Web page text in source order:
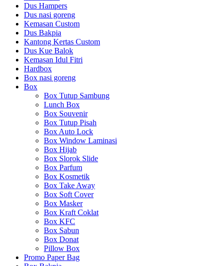
Dus Hampers
Dus nasi goreng
Kemasan Custom
Dus Bakpia
Kantong Kertas Custom
Dus Kue Balok
Kemasan Idul Fitri
Hardbox
Box nasi goreng
Box
Box Tutup Sambung
Lunch Box
Box Souvenir
Box Tutup Pisah
Box Auto Lock
Box Window Laminasi
Box Hijab
Box Slorok Slide
Box Parfum
Box Kosmetik
Box Take Away
Box Soft Cover
Box Masker
Box Kraft Coklat
Box KFC
Box Sabun
Box Donat
Pillow Box
Promo Paper Bag